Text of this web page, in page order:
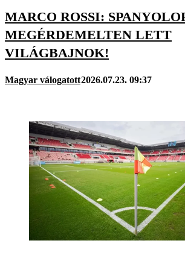
MARCO ROSSI:
MEGÉRDEMELTEN LETT
VILÁGBAJNOK!
Magyar válogatott2026.07.23. 09:37